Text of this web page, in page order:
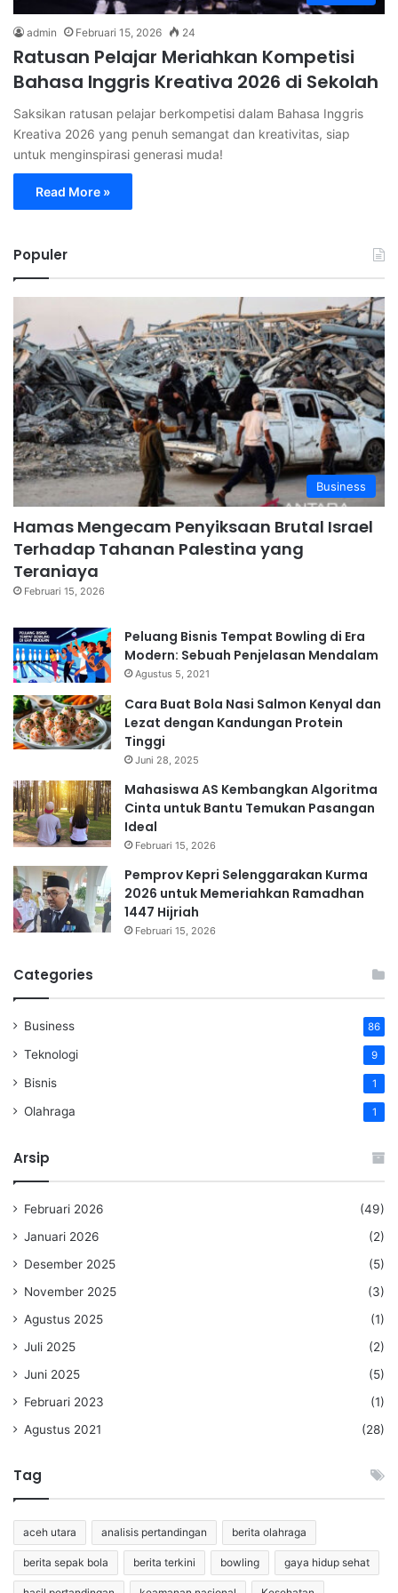
admin Februari 15, 2026 24
Ratusan Pelajar Meriahkan Kompetisi
Bahasa Inggris Kreativa 2026 di Sekolah
Saksikan ratusan pelajar berkompetisi dalam Bahasa Inggris
Kreativa 2026 yang penuh semangat dan kreativitas, siap
untuk menginspirasi generasi muda!
Read More »
Populer
Business
Hamas Mengecam Penyiksaan Brutal Israel
Terhadap Tahanan Palestina yang
Teraniaya
Februari 15, 2026
Peluang Bisnis Tempat Bowling di Era
Modern: Sebuah Penjelasan Mendalam
Agustus 5, 2021
Cara Buat Bola Nasi Salmon Kenyal dan
Lezat dengan Kandungan Protein
Tinggi
Juni 28, 2025
Mahasiswa AS Kembangkan Algoritma
Cinta untuk Bantu Temukan Pasangan
Ideal
Februari 15, 2026
Pemprov Kepri Selenggarakan Kurma
2026 untuk Memeriahkan Ramadhan
1447 Hijriah
Februari 15, 2026
Categories
Business 86
Teknologi 9
Bisnis 1
Olahraga 1
Arsip
Februari 2026
(49)
Januari 2026
(2)
Desember 2025
(5)
November 2025
(3)
Agustus 2025
(1)
Juli 2025
(2)
Juni 2025
(5)
Februari 2023
(1)
Agustus 2021
(28)
Tag
aceh utara analisis pertandingan berita olahraga
berita sepak bola berita terkini bowling gaya hidup sehat